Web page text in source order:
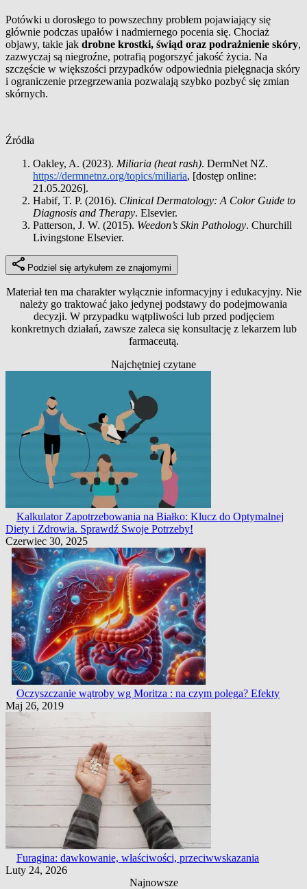
Potówki u dorosłego to powszechny problem pojawiający się
głównie podczas upałów i nadmiernego pocenia się. Chociaż
objawy, takie jak drobne krostki, świąd oraz podrażnienie skóry,
zazwyczaj są niegroźne, potrafią pogorszyć jakość życia. Na
szczęście w większości przypadków odpowiednia pielęgnacja skóry
i ograniczenie przegrzewania pozwalają szybko pozbyć się zmian
skórnych.
Źródła
Oakley, A. (2023). Miliaria (heat rash). DermNet NZ.
https://dermnetnz.org/topics/miliaria, [dostęp online:
21.05.2026].
Habif, T. P. (2016). Clinical Dermatology: A Color Guide to
Diagnosis and Therapy. Elsevier.
Patterson, J. W. (2015). Weedon’s Skin Pathology. Churchill
Livingstone Elsevier.
Podziel się artykułem ze znajomymi
Materiał ten ma charakter wyłącznie informacyjny i edukacyjny. Nie
należy go traktować jako jedynej podstawy do podejmowania
decyzji. W przypadku wątpliwości lub przed podjęciem
konkretnych działań, zawsze zaleca się konsultację z lekarzem lub
farmaceutą.
Najchętniej czytane
Kalkulator Zapotrzebowania na Białko: Klucz do Optymalnej
Diety i Zdrowia. Sprawdź Swoje Potrzeby!
Czerwiec 30, 2025
Oczyszczanie wątroby wg Moritza : na czym polega? Efekty
Maj 26, 2019
Furagina: dawkowanie, właściwości, przeciwwskazania
Luty 24, 2026
Najnowsze